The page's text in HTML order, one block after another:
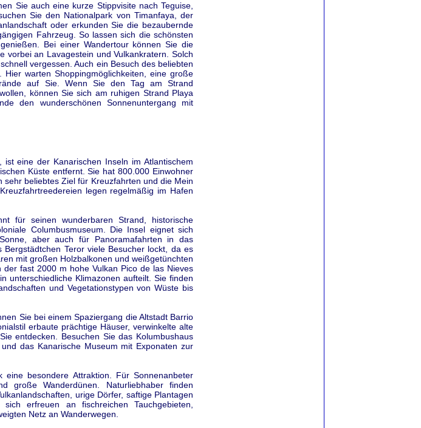
Sie auch eine kurze Stippvisite nach Teguise,
Sie den Nationalpark von Timanfaya, der
oder erkunden Sie die bezaubernde
Fahrzeug. So lassen sich die schönsten
Bei einer Wandertour können Sie die
vorbei an Lavagestein und Vulkankratern. Solch
vergessen. Auch ein Besuch des beliebten
warten Shoppingmöglichkeiten, eine große
auf Sie. Wenn Sie den Tag am Strand
können Sie sich am ruhigen Strand Playa
den wunderschönen Sonnenuntergang mit
eine der Kanarischen Inseln im Atlantischem
Küste entfernt. Sie hat 800.000 Einwohner
beliebtes Ziel für Kreuzfahrten und die Mein
legen regelmäßig im Hafen
für seinen wunderbaren Strand, historische
Columbusmuseum. Die Insel eignet sich
aber auch für Panoramafahrten in das
Teror viele Besucher lockt, da es
mit großen Holzbalkonen und weißgetünchten
fast 2000 m hohe Vulkan Pico de las Nieves
unterschiedliche Klimazonen aufteilt. Sie finden
und Vegetationstypen von Wüste bis
Sie bei einem Spaziergang die Altstadt Barrio
erbaute prächtige Häuser, verwinkelte alte
entdecken. Besuchen Sie das Kolumbushaus
das Kanarische Museum mit Exponaten zur
besondere Attraktion. Für Sonnenanbeter
große Wanderdünen. Naturliebhaber finden
urige Dörfer, saftige Plantagen
erfreuen an fischreichen Tauchgebieten,
Netz an Wanderwegen.